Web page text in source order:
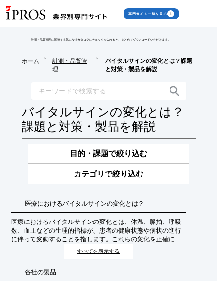
専門サイト一覧を見る
計測・品質管理に関連する気になるカタログにチェックを入れると、まとめてダウンロードいただけます。
ホーム
>
計測・品質管
理
>
バイタルサインの変化とは？課題
と対策・製品を解説
バイタルサインの変化とは？
課題と対策・製品を解説
目的・課題で絞り込む
カテゴリで絞り込む
医療におけるバイタルサインの変化とは？
医療におけるバイタルサインの変化とは、体温、脈拍、呼吸
数、血圧などの生理的指標が、患者の健康状態や病状の進行
に伴って変動することを指します。これらの変化を正確に把
握・記録・分析することは、病気の早期発見、重症化の予
すべてを表示する
各社の製品